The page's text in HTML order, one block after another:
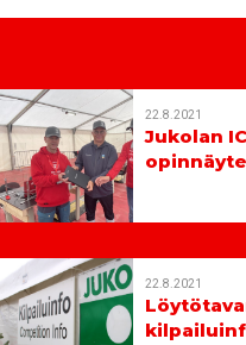
22.8.2021
Jukolan
22.8.2021